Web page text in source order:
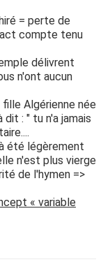
= perte de
compte tenu
délivrent
n'ont aucun
Algérienne née
: " tu n'a jamais
été légèrement
n'est plus vierge
de l'hymen =>
« variable